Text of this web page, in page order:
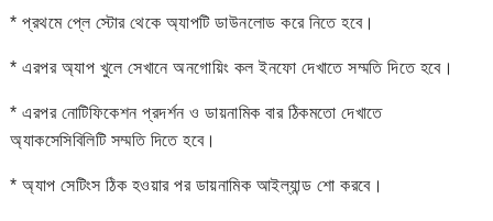
* প্রথমে প্লে স্টোর থেকে অ্যাপটি ডাউনলোড করে নিতে হবে।
* এরপর অ্যাপ খুলে সেখানে অনগোয়িং কল ইনফো দেখাতে সম্মতি দিতে হবে।
* এরপর নোটিফিকেশন প্রদর্শন ও ডায়নামিক বার ঠিকমতো দেখাতে
অ্যাকসেসিবিলিটি সম্মতি দিতে হবে।
* অ্যাপ সেটিংস ঠিক হওয়ার পর ডায়নামিক আইল্যান্ড শো করবে।